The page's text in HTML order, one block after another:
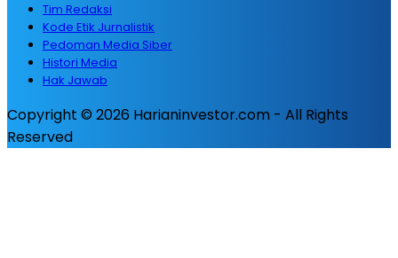
Tim Redaksi
Kode Etik Jurnalistik
Pedoman Media Siber
Histori Media
Hak Jawab
Copyright © 2026 Harianinvestor.com - All Rights
Reserved